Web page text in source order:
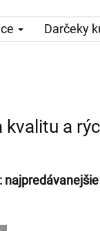
Darčeky
a
najpredávanejšie